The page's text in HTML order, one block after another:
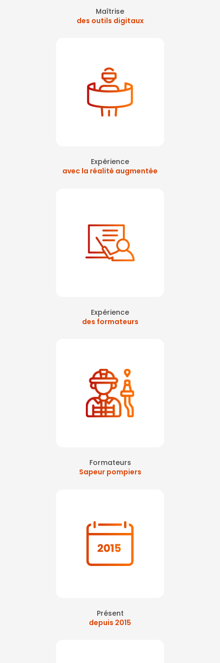
Maîtrise
des outils digitaux
Expérience
avec la réalité augmentée
Expérience
des formateurs
Formateurs
Sapeur pompiers
Présent
depuis 2015